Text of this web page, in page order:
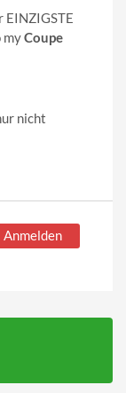
EINZIGSTE
myCoupe
nicht
Anmelden